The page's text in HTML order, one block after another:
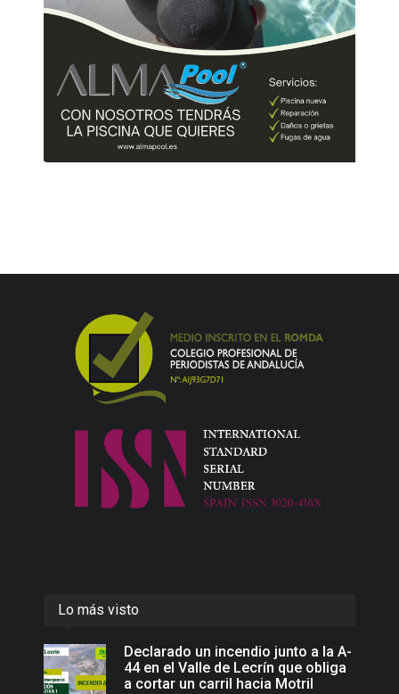
Lo más visto
Declarado un incendio junto a la A-
44 en el Valle de Lecrín que obliga
a cortar un carril hacia Motril